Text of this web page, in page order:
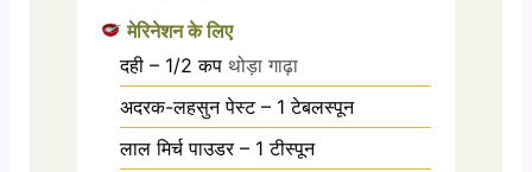
मेरिनेशन के लिए
दही – 1/2 कप थोड़ा गाढ़ा
अदरक-लहसुन पेस्ट – 1 टेबलस्पून
लाल मिर्च पाउडर – 1 टीस्पून